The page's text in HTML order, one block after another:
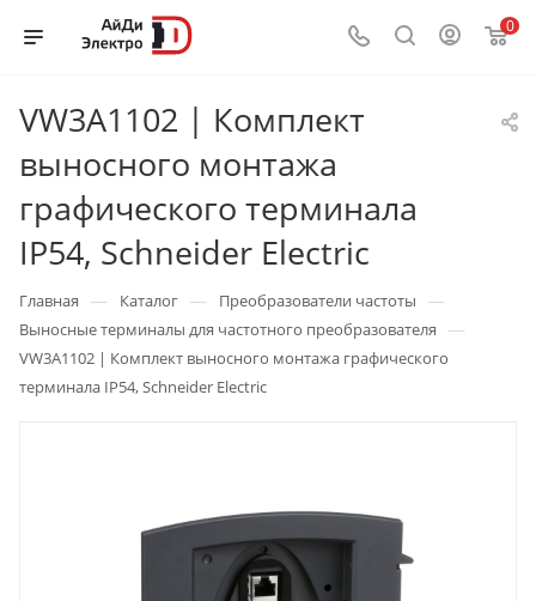
0
VW3A1102 | Комплект
выносного монтажа
графического терминала
IP54, Schneider Electric
Главная — Каталог — Преобразователи частоты —
Выносные терминалы для частотного преобразователя —
VW3A1102 | Комплект выносного монтажа графического
терминала IP54, Schneider Electric